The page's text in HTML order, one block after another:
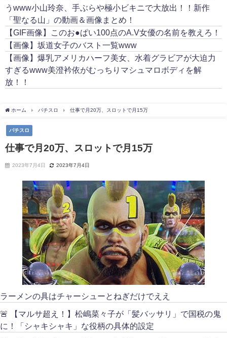
うwww小山玲奈、手ぶらや極小ビキニで大放出！！新作
「聖なる山」の動画＆画像まとめ！
【GIF画像】このお●ぱい100点のA.V女優の名前を教えろ！
【画像】坂道女子のバスト一覧www
【画像】爆乳アメリカハーフ美女、水着グラビアが大迫力
すぎるwww美澄衿依がむっちりマシュマロボディを解
放！！
ホーム パチスロ 仕事で月20万、スロットで月15万
パチスロ
仕事で月20万、スロットで月15万
2023年7月4日 2023年7月4日
ラーメンの具はチャーシューとねぎだけでええ
🚨 【マルサ超え！】松嶋菜々子が「髪バッサリ」で国税の鬼
に！「シャキシャキ」な役柄の具体的設定